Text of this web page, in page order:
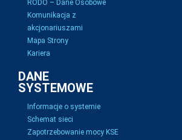
RODO – Dane Osobowe
Komunikacja z
akcjonariuszami
Mapa Strony
Kariera
DANE
SYSTEMOWE
Informacje o systemie
Schemat sieci
Zapotrzebowanie mocy KSE